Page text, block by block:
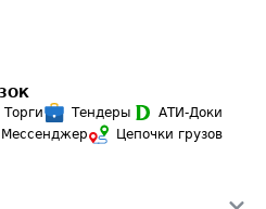
Торги Тендеры
АТИ-Доки
Цепочки грузов